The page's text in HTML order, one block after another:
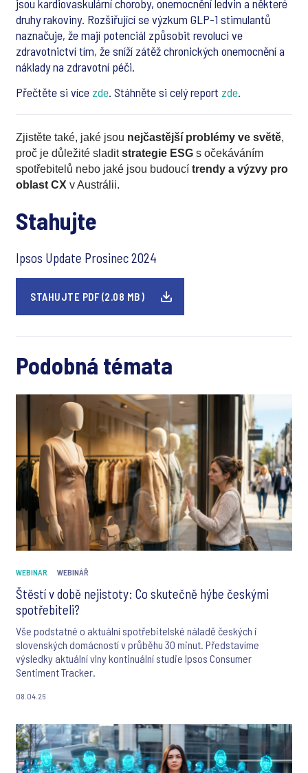
jsou kardiovaskulární choroby, onemocnění ledvin a některé
druhy rakoviny. Rozšiřující se výzkum GLP-1 stimulantů
naznačuje, že mají potenciál způsobit revoluci ve
zdravotnictví tím, že sníží zátěž chronických onemocnění a
náklady na zdravotní péči.
Přečtěte si více zde. Stáhněte si celý report zde.
Zjistěte také, jaké jsou nejčastější problémy ve světě,
proč je důležité sladit strategie ESG s očekáváním
spotřebitelů nebo jaké jsou budoucí trendy a výzvy pro
oblast CX v Austrálii.
Stahujte
Ipsos Update Prosinec 2024
STAHUJTE PDF (2.08 MB)
Podobná témata
WEBINAR WEBINÁŘ
Štěstí v době nejistoty: Co skutečně hýbe českými
spotřebiteli?
Vše podstatné o aktuální spotřebitelské náladě českých i
slovenských domácností v průběhu 30 minut. Představíme
výsledky aktuální vlny kontinuální studie Ipsos Consumer
Sentiment Tracker.
08.04.26